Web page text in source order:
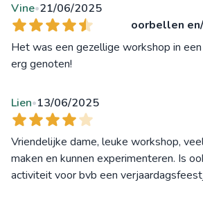
Vine•21/06/2025
oorbellen
Het was een gezellige workshop in
erg genoten!
Lien•13/06/2025
Vriendelijke dame, leuke workshop,
maken en kunnen experimenteren. Is
activiteit voor bvb een